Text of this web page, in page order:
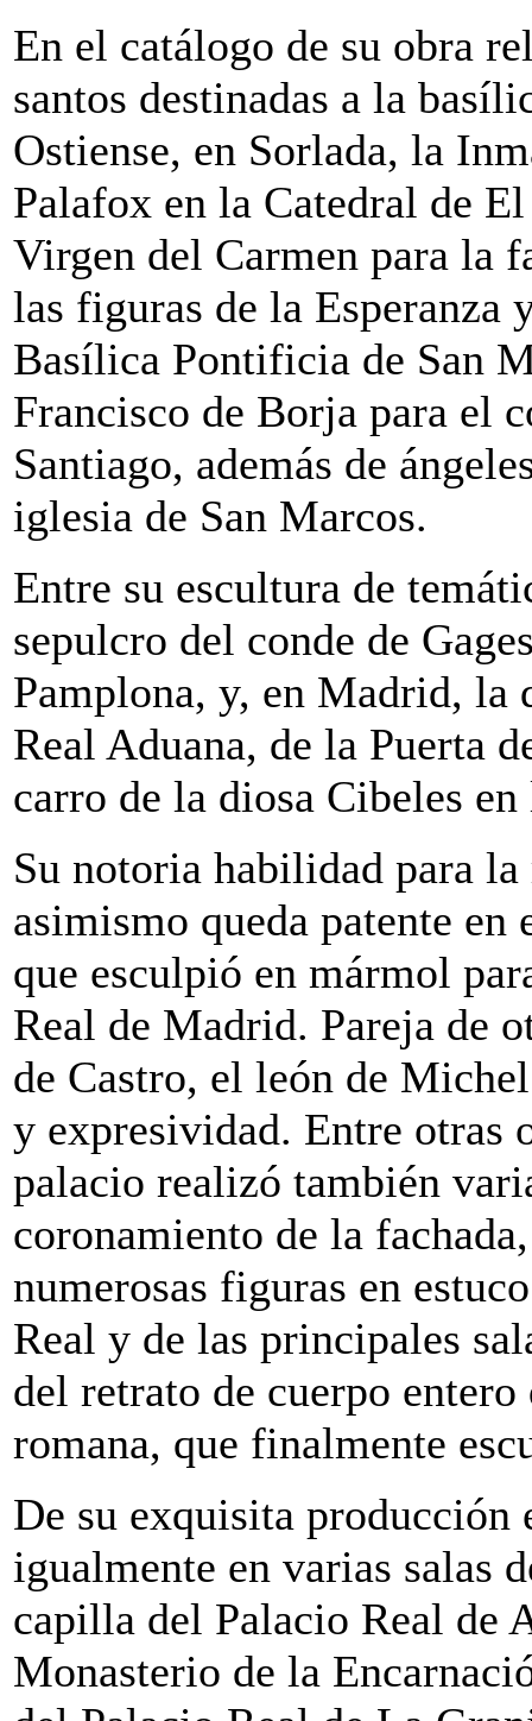
En el catálogo de su obra
santos destinadas a la
Ostiense, en Sorlada, la
Palafox en la Catedral de
Virgen del Carmen para la
las figuras de la Esperanza
Basílica Pontificia de San
Francisco de Borja para el
Santiago, además de
iglesia de San Marcos.
Entre su escultura de
sepulcro del conde de
Pamplona, y, en Madrid, la
Real Aduana, de la Puerta
carro de la diosa Cibeles
Su notoria habilidad para
asimismo queda patente
que esculpió en mármol
Real de Madrid. Pareja de
de Castro, el león de
y expresividad. Entre otras
palacio realizó también
coronamiento de la
numerosas figuras en
Real y de las principales
del retrato de cuerpo
romana, que finalmente
De su exquisita producción
igualmente en varias salas
capilla del Palacio Real de
Monasterio de la